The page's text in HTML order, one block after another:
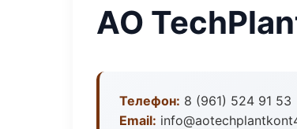
АО
Телефон: 8 (961) 524 91 53
Email: